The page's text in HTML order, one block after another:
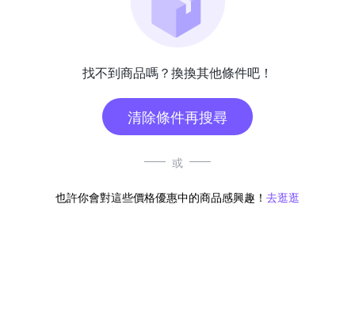
找不到商品嗎？換換其他條件吧！
清除條件再搜尋
或
也許你會對這些價格優惠中的商品感興趣！ 去逛逛